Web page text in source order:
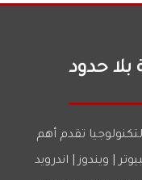
بلا حدود
تقدم أهم
| ويندوز | اندرويد